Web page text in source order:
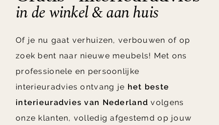
in de winkel & aan huis
Of je nu gaat verhuizen, verbouwen of op
zoek bent naar nieuwe meubels! Met ons
professionele en persoonlijke
interieuradvies ontvang je het beste
interieuradvies van Nederland volgens
onze klanten, volledig afgestemd op jouw